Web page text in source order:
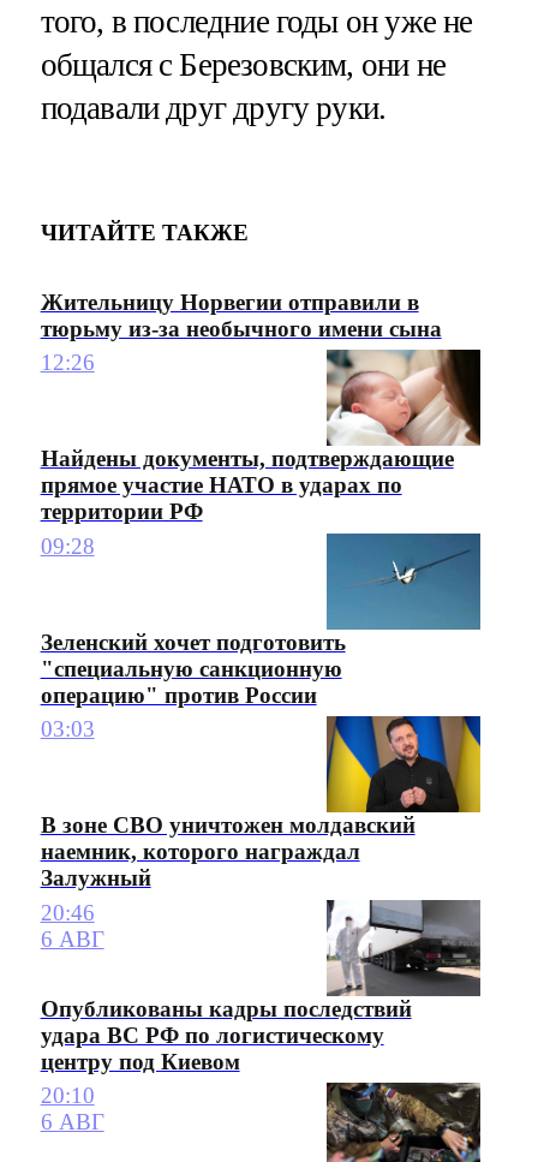
того, в последние годы он уже не
общался с Березовским, они не
подавали друг другу руки.
ЧИТАЙТЕ ТАКЖЕ
Жительницу Норвегии отправили в
тюрьму из-за необычного имени сына
12:26
Найдены документы, подтверждающие
прямое участие НАТО в ударах по
территории РФ
09:28
Зеленский хочет подготовить
"специальную санкционную
операцию" против России
03:03
В зоне СВО уничтожен молдавский
наемник, которого награждал
Залужный
20:46
6 АВГ
Опубликованы кадры последствий
удара ВС РФ по логистическому
центру под Киевом
20:10
6 АВГ